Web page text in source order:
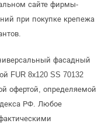
сайте фирмы-
при покупке крепежа
фасадный
FUR 8х120 SS 70132
офертой, определяемой
РФ. Любое